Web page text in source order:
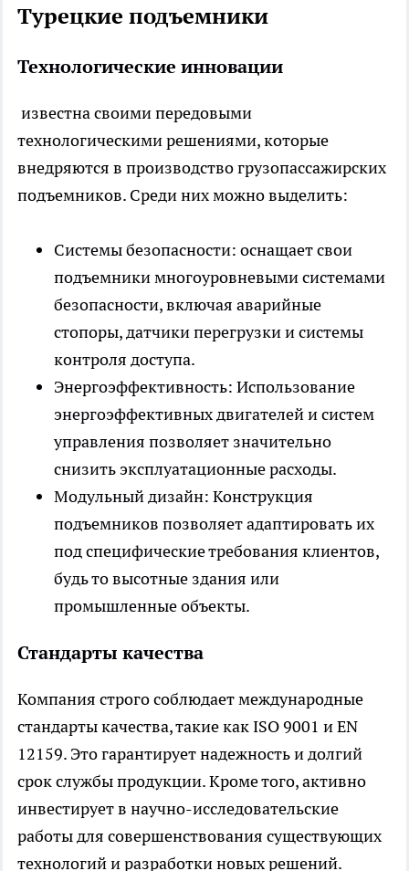
Турецкие подъемники
Технологические инновации
известна своими передовыми
технологическими решениями, которые
внедряются в производство грузопассажирских
подъемников. Среди них можно выделить:
Системы безопасности: оснащает свои
подъемники многоуровневыми системами
безопасности, включая аварийные
стопоры, датчики перегрузки и системы
контроля доступа.
Энергоэффективность: Использование
энергоэффективных двигателей и систем
управления позволяет значительно
снизить эксплуатационные расходы.
Модульный дизайн: Конструкция
подъемников позволяет адаптировать их
под специфические требования клиентов,
будь то высотные здания или
промышленные объекты.
Стандарты качества
Компания строго соблюдает международные
стандарты качества, такие как ISO 9001 и EN
12159. Это гарантирует надежность и долгий
срок службы продукции. Кроме того, активно
инвестирует в научно-исследовательские
работы для совершенствования существующих
технологий и разработки новых решений.